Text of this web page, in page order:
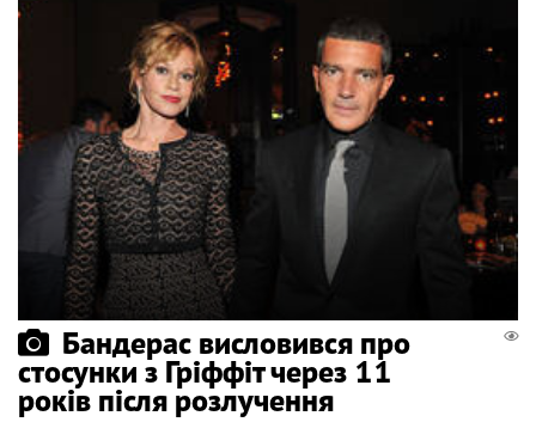
Бандерас висловився про
стосунки з Гріффіт через 11
років після розлучення